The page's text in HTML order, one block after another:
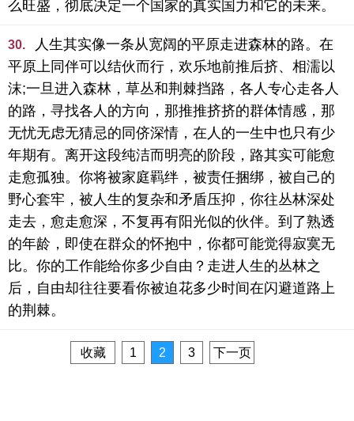
么旺盛，彻底决定一个国家的真实国力和它的未来。
30.
人生其实像一条从宽阔的平原走进森林的路。在
平原上同伴可以结伙而行，欢乐地前推后挤、相濡以
沫;一旦进入森林，草丛和荆棘挡路，各人专心走各人
的路，寻找各人的方向，那推推挤挤的群体情感，那
无忧无虑无猜忌的同侪深情，在人的一生中也只有少
年期有。离开这段纯洁而明亮的阶段，路其实可能愈
走愈孤独。你将被家庭羁绊，被责任捆绑，被自己的
野心套牢，被人生的复杂和矛盾压抑，你往丛林深处
走去，愈走愈深，不复再有阳光似的伙伴。到了熟透
的年龄，即使在群众的怀抱中，你都可能觉得寂寞无
比。你的工作能给你多少自由？走进人生的丛林之
后，自由却往往要看你被迫花多少时间在闪避道路上
的荆棘。
收藏 1 2 3 下一页